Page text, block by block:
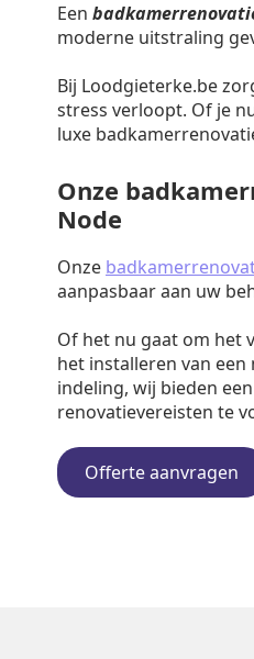
Een
moderne uitstraling
Bij Loodgieterke.be
stress verloopt. Of je
luxe
Onze
Node
Onze
aanpasbaar aan uw
Of het nu gaat om het
het installeren van
indeling, wij bieden
renovatievereisten te
Offerte aanvragen